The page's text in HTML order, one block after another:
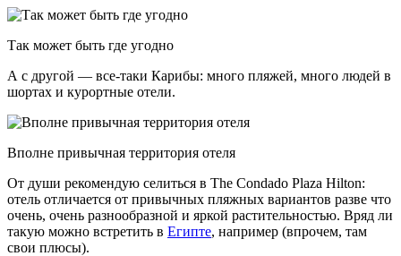
Так может быть где угодно
А с другой — все-таки Карибы: много пляжей, много людей в
шортах и курортные отели.
Вполне привычная территория отеля
От души рекомендую селиться в The Condado Plaza Hilton:
отель отличается от привычных пляжных вариантов разве что
очень, очень разнообразной и яркой растительностью. Вряд ли
такую можно встретить в Египте, например (впрочем, там
свои плюсы).